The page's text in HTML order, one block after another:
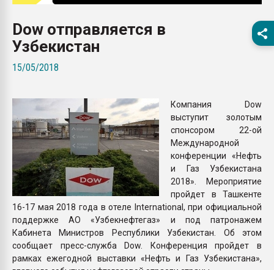
первый план в
бутылок
ПЕРЕЙТИ НА
Dow отправляется в
Узбекистан
15/05/2018
Компания Dow
выступит золотым
спонсором 22-ой
Международной
конференции «Нефть
и Газ Узбекистана
2018». Мероприятие
пройдет в Ташкенте
16-17 мая 2018 года в отеле International, при официальной
поддержке АО «Узбекнефтегаз» и под патронажем
Кабинета Министров Республики Узбекистан. Об этом
сообщает пресс-служба Dow. Конференция пройдет в
рамках ежегодной выставки «Нефть и Газ Узбекистана»,